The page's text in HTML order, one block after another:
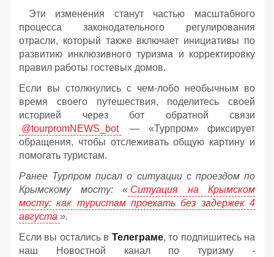
Эти изменения станут частью масштабного
процесса законодательного регулирования
отрасли, который также включает инициативы по
развитию инклюзивного туризма и корректировку
правил работы гостевых домов.
Если вы столкнулись с чем-лобо необычным во
время своего путешествия, поделитесь своей
историей через бот обратной связи
@tourpromNEWS_bot
— «Турпром» фиксирует
обращения, чтобы отслеживать общую картину и
помогать туристам.
Ранее Турпром писал о ситуации с проездом по
Крымскому мосту: « Ситуация на Крымском
мосту: как туристам проехать без задержек 4
августа ».
Если вы остались в Телеграме, то подпишитесь на
наш Новостной канал по туризму -